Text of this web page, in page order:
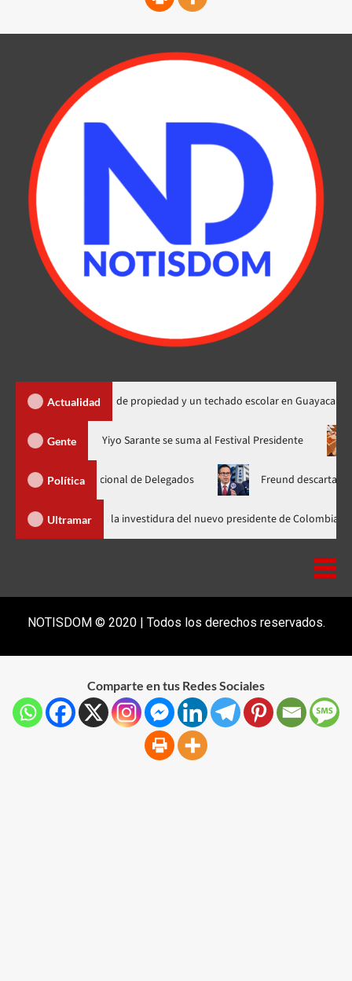
Actualidad
450 títulos de propiedad y un techado escolar en Guayacanal
Gente
nuevo horario Yiyo Sarante se suma al Festival
Política
Nacional de Delegados Freund descarta Secretaría
Ultramar
Abinader llega a Cali para asistir a la investidura del nuevo presidente de
NOTISDOM © 2020 | Todos los derechos reservados.
Comparte en tus Redes Sociales